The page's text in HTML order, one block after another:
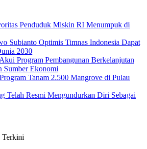
Penduduk Miskin RI Menumpuk di
Subianto Optimis Timnas Indonesia Dapat
2030
Program Pembangunan Berkelanjutan
Sumber Ekonomi
Tanam 2.500 Mangrove di Pulau
Telah Resmi Mengundurkan Diri Sebagai
Terkini